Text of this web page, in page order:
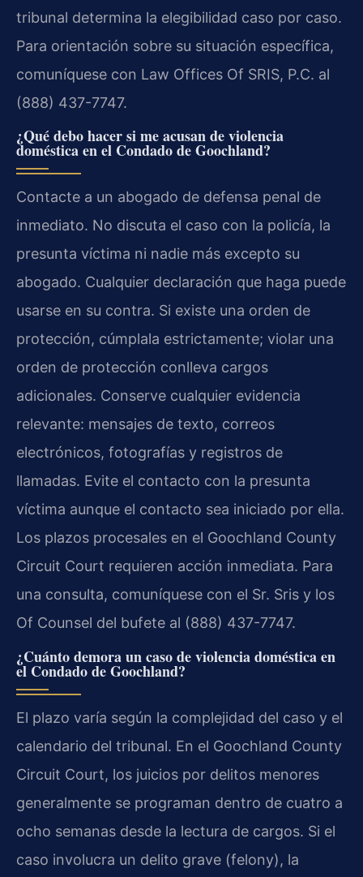
tribunal determina la elegibilidad caso por caso.
Para orientación sobre su situación específica,
comuníquese con Law Offices Of SRIS, P.C. al
(888) 437-7747.
¿Qué debo hacer si me acusan de violencia
doméstica en el Condado de Goochland?
Contacte a un abogado de defensa penal de
inmediato. No discuta el caso con la policía, la
presunta víctima ni nadie más excepto su
abogado. Cualquier declaración que haga puede
usarse en su contra. Si existe una orden de
protección, cúmplala estrictamente; violar una
orden de protección conlleva cargos
adicionales. Conserve cualquier evidencia
relevante: mensajes de texto, correos
electrónicos, fotografías y registros de
llamadas. Evite el contacto con la presunta
víctima aunque el contacto sea iniciado por ella.
Los plazos procesales en el Goochland County
Circuit Court requieren acción inmediata. Para
una consulta, comuníquese con el Sr. Sris y los
Of Counsel del bufete al (888) 437-7747.
¿Cuánto demora un caso de violencia doméstica en
el Condado de Goochland?
El plazo varía según la complejidad del caso y el
calendario del tribunal. En el Goochland County
Circuit Court, los juicios por delitos menores
generalmente se programan dentro de cuatro a
ocho semanas desde la lectura de cargos. Si el
caso involucra un delito grave (felony), la